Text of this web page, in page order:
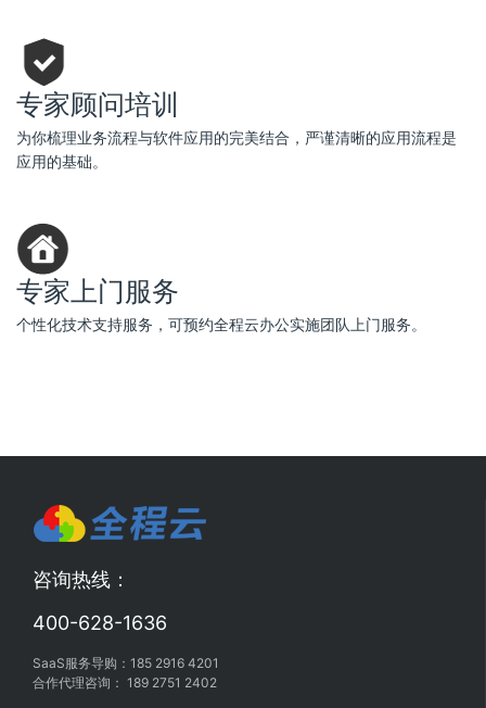
专家顾问培训
为你梳理业务流程与软件应用的完美结合，严谨清晰的应用流程是
应用的基础。
专家上门服务
个性化技术支持服务，可预约全程云办公实施团队上门服务。
咨询热线：
400-628-1636
SaaS服务导购：185 2916 4201
合作代理咨询： 189 2751 2402